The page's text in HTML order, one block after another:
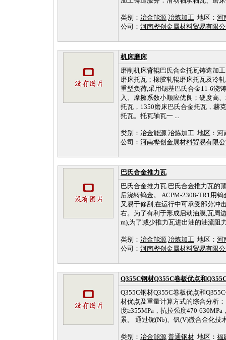
类别： 冶金能源 冶炼加工 地区： 河
公司： 河南桦创金属材料贸易有限
机床磨床
磨削机床背辊巴氏合金托瓦铸造加
磨床托瓦；橡胶轧辊磨床托瓦及冷
重型负荷,采用锡基巴氏合金11-6浇
入、摩擦系数小顺应优良；硬度高
托瓦，1350磨床巴氏合金托瓦，赫
托瓦。托瓦轴瓦一 ...
类别： 冶金能源 冶炼加工 地区： 河
公司： 河南桦创金属材料贸易有限
巴氏合金推力瓦
巴氏合金推力瓦 巴氏合金推力瓦的
后浇铸钨金。 ACPM-2308-TR1用
又易于修刮,在运行中可承受部分冲
右。为了有利于形成启动油膜,瓦周
m),为了减少推力瓦进出油的油流阻
类别： 冶金能源 冶炼加工 地区： 河
公司： 河南桦创金属材料贸易有限
Q355C钢材Q355C卷板优点和
Q355C钢材Q355C卷板优点和
材优点及重量计算方式的综合分析
度≥355MPa，抗拉强度470-
景。 通过铌(Nb)、钒(V)微合金化技
类别： 冶金能源 普通钢材 地区： 福